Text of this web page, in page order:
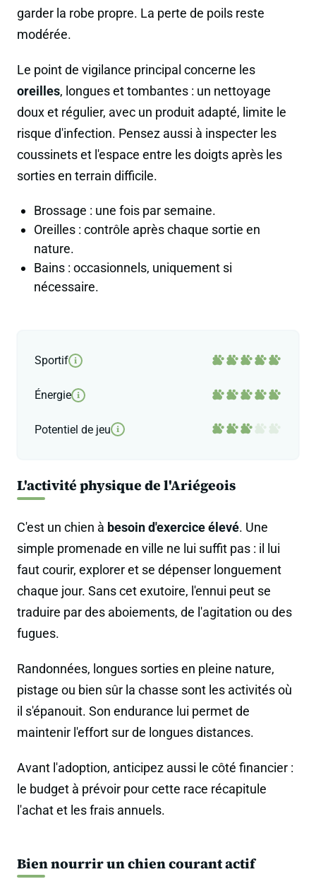
garder la robe propre. La perte de poils reste
modérée.
Le point de vigilance principal concerne les
oreilles, longues et tombantes : un nettoyage
doux et régulier, avec un produit adapté, limite le
risque d'infection. Pensez aussi à inspecter les
coussinets et l'espace entre les doigts après les
sorties en terrain difficile.
Brossage : une fois par semaine.
Oreilles : contrôle après chaque sortie en
nature.
Bains : occasionnels, uniquement si
nécessaire.
Sportif i
Énergie i
Potentiel de jeu i
L'activité physique de l'Ariégeois
C'est un chien à besoin d'exercice élevé. Une
simple promenade en ville ne lui suffit pas : il lui
faut courir, explorer et se dépenser longuement
chaque jour. Sans cet exutoire, l'ennui peut se
traduire par des aboiements, de l'agitation ou des
fugues.
Randonnées, longues sorties en pleine nature,
pistage ou bien sûr la chasse sont les activités où
il s'épanouit. Son endurance lui permet de
maintenir l'effort sur de longues distances.
Avant l'adoption, anticipez aussi le côté financier :
le budget à prévoir pour cette race récapitule
l'achat et les frais annuels.
Bien nourrir un chien courant actif